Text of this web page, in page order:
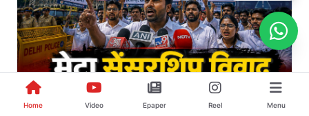
POLITICS
Home Video Epaper Reel Menu